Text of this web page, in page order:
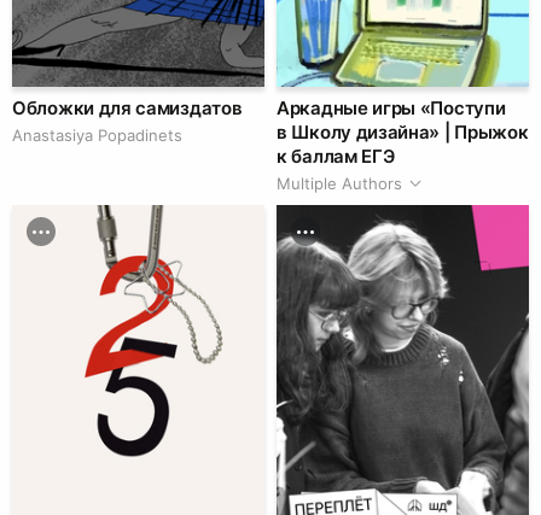
Обложки для самиздатов
Anastasiya Popadinets
Аркадные игры «Поступи
в Школу дизайна» | Прыжок
к баллам ЕГЭ
Multiple Authors